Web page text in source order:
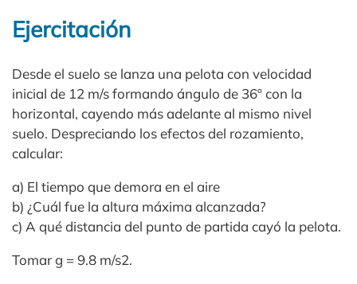
Ejercitación
Desde el suelo se lanza una pelota con velocidad
inicial de 12 m/s formando ángulo de 36º con la
horizontal, cayendo más adelante al mismo nivel
suelo. Despreciando los efectos del rozamiento,
calcular:
a) El tiempo que demora en el aire
b) ¿Cuál fue la altura máxima alcanzada?
c) A qué distancia del punto de partida cayó la pelota.
Tomar g = 9.8 m/s2.